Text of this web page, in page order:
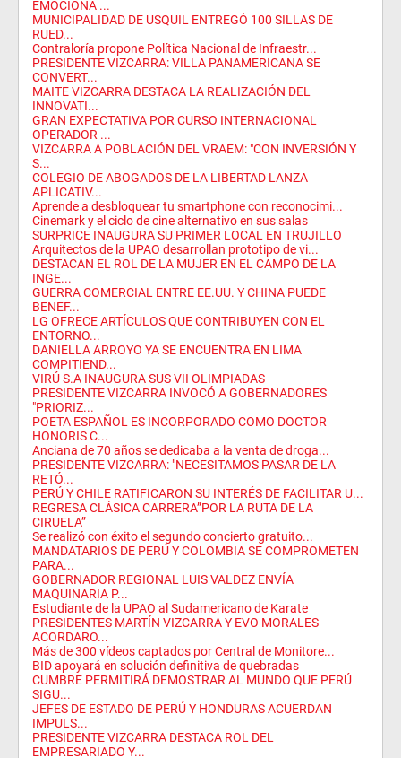
EMOCIONA ...
MUNICIPALIDAD DE USQUIL ENTREGÓ 100 SILLAS DE
RUED...
Contraloría propone Política Nacional de Infraestr...
PRESIDENTE VIZCARRA: VILLA PANAMERICANA SE
CONVERT...
MAITE VIZCARRA DESTACA LA REALIZACIÓN DEL
INNOVATI...
GRAN EXPECTATIVA POR CURSO INTERNACIONAL
OPERADOR ...
VIZCARRA A POBLACIÓN DEL VRAEM: "CON INVERSIÓN Y
S...
COLEGIO DE ABOGADOS DE LA LIBERTAD LANZA
APLICATIV...
Aprende a desbloquear tu smartphone con reconocimi...
Cinemark y el ciclo de cine alternativo en sus salas
SURPRICE INAUGURA SU PRIMER LOCAL EN TRUJILLO
Arquitectos de la UPAO desarrollan prototipo de vi...
DESTACAN EL ROL DE LA MUJER EN EL CAMPO DE LA
INGE...
GUERRA COMERCIAL ENTRE EE.UU. Y CHINA PUEDE
BENEF...
LG OFRECE ARTÍCULOS QUE CONTRIBUYEN CON EL
ENTORNO...
DANIELLA ARROYO YA SE ENCUENTRA EN LIMA
COMPITIEND...
VIRÚ S.A INAUGURA SUS VII OLIMPIADAS
PRESIDENTE VIZCARRA INVOCÓ A GOBERNADORES
"PRIORIZ...
POETA ESPAÑOL ES INCORPORADO COMO DOCTOR
HONORIS C...
Anciana de 70 años se dedicaba a la venta de droga...
PRESIDENTE VIZCARRA: "NECESITAMOS PASAR DE LA
RETÓ...
PERÚ Y CHILE RATIFICARON SU INTERÉS DE FACILITAR U...
REGRESA CLÁSICA CARRERA”POR LA RUTA DE LA
CIRUELA”
Se realizó con éxito el segundo concierto gratuito...
MANDATARIOS DE PERÚ Y COLOMBIA SE COMPROMETEN
PARA...
GOBERNADOR REGIONAL LUIS VALDEZ ENVÍA
MAQUINARIA P...
Estudiante de la UPAO al Sudamericano de Karate
PRESIDENTES MARTÍN VIZCARRA Y EVO MORALES
ACORDARO...
Más de 300 vídeos captados por Central de Monitore...
BID apoyará en solución definitiva de quebradas
CUMBRE PERMITIRÁ DEMOSTRAR AL MUNDO QUE PERÚ
SIGU...
JEFES DE ESTADO DE PERÚ Y HONDURAS ACUERDAN
IMPULS...
PRESIDENTE VIZCARRA DESTACA ROL DEL
EMPRESARIADO Y...